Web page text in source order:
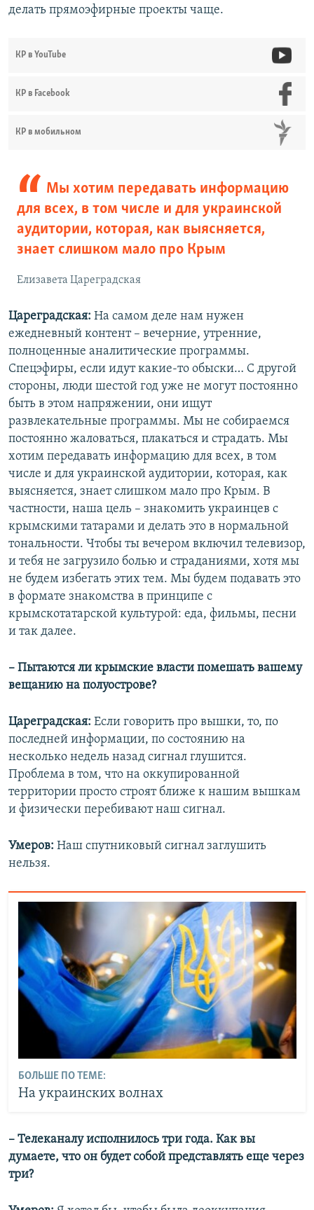
делать прямоэфирные проекты чаще.
КР в YouTube
КР в Facebook
КР в мобильном
Мы хотим передавать информацию
для всех, в том числе и для украинской
аудитории, которая, как выясняется,
знает слишком мало про Крым
Елизавета Цареградская
Цареградская: На самом деле нам нужен
ежедневный контент – вечерние, утренние,
полноценные аналитические программы.
Спецэфиры, если идут какие-то обыски… С другой
стороны, люди шестой год уже не могут постоянно
быть в этом напряжении, они ищут
развлекательные программы. Мы не собираемся
постоянно жаловаться, плакаться и страдать. Мы
хотим передавать информацию для всех, в том
числе и для украинской аудитории, которая, как
выясняется, знает слишком мало про Крым. В
частности, наша цель – знакомить украинцев с
крымскими татарами и делать это в нормальной
тональности. Чтобы ты вечером включил телевизор,
и тебя не загрузило болью и страданиями, хотя мы
не будем избегать этих тем. Мы будем подавать это
в формате знакомства в принципе с
крымскотатарской культурой: еда, фильмы, песни
и так далее.
– Пытаются ли крымские власти помешать вашему
вещанию на полуострове?
Цареградская: Если говорить про вышки, то, по
последней информации, по состоянию на
несколько недель назад сигнал глушится.
Проблема в том, что на оккупированной
территории просто строят ближе к нашим вышкам
и физически перебивают наш сигнал.
Умеров: Наш спутниковый сигнал заглушить
нельзя.
БОЛЬШЕ ПО ТЕМЕ:
На украинских волнах
– Телеканалу исполнилось три года. Как вы
думаете, что он будет собой представлять еще через
три?